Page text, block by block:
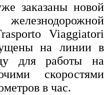
заказаны новой
Viaggiatori
на линии в
для работы на
скоростями
в час.